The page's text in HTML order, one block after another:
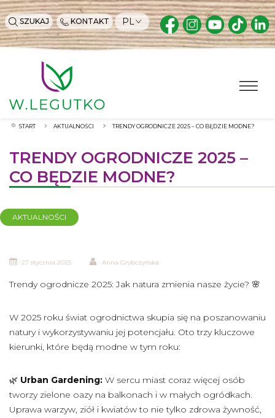
SZUKAJ KONTAKT PL
START AKTUALNOŚCI TRENDY OGRODNICZE 2025 – CO BĘDZIE MODNE?
TRENDY OGRODNICZE 2025 –
CO BĘDZIE MODNE?
AKTUALNOŚCI
27 stycznia 2025 Anna Grybczyńska
Trendy ogrodnicze 2025: Jak natura zmienia nasze życie? 🌸
W 2025 roku świat ogrodnictwa skupia się na poszanowaniu
natury i wykorzystywaniu jej potencjału. Oto trzy kluczowe
kierunki, które będą modne w tym roku:
🌿 Urban Gardening: W sercu miast coraz więcej osób
tworzy zielone oazy na balkonach i w małych ogródkach.
Uprawa warzyw, ziół i kwiatów to nie tylko zdrowa żywność,